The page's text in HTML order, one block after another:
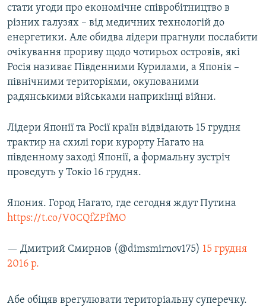
стати угоди про економічне співробітництво в
різних галузях – від медичних технологій до
енергетики. Але обидва лідери прагнули послабити
очікування прориву щодо чотирьох островів, які
Росія називає Південними Курилами, а Японія –
північними територіями, окупованими
радянськими військами наприкінці війни.
Лідери Японії та Росії країн відвідають 15 грудня
трактир на схилі гори курорту Нагато на
південному заході Японії, а формальну зустріч
проведуть у Токіо 16 грудня.
Япония. Город Нагато, где сегодня ждут Путина
https://t.co/V0CQfZPfMO
— Дмитрий Смирнов (@dimsmirnov175) 15 грудня
2016 р.
Абе обіцяв врегулювати територіальну суперечку.